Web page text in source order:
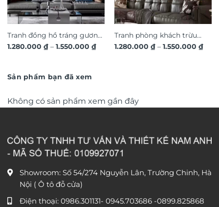
Tranh đồng hồ tráng gương
hươu 3D hiện đại TG4543
1.280.000 ₫ – 1.550.000 ₫Khoảng
Tranh phòng khách trừu
tượng hoa lá 3D nghệ thuật
1.280.000 ₫ – 1.550.000 ₫
Sản phẩm bạn đã xem
Không có sản phẩm xem gần đây
Showroom: Số 54/274 Nguyễn Lân, Trường Chinh, Hà
Nội ( Ô tô đỗ cửa)
Điện thoại: 0986.301131- 0945.703686 -0899.825868